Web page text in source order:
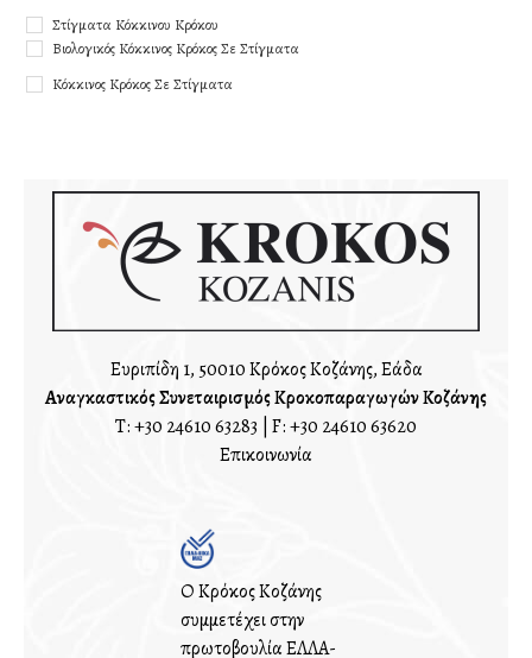
Στίγματα Κόκκινου Κρόκου
Βιολογικός Κόκκινος Κρόκος Σε Στίγματα
Κόκκινος Κρόκος Σε Στίγματα
Ευριπίδη 1, 50010 Κρόκος Κοζάνης, Ελλάδα
Αναγκαστικός Συνεταιρισμός Κροκοπαραγωγών Κοζάνης
T:+30 24610 63283 | F: +30 24610 63620
Επικοινωνία
Ο Κρόκος Κοζάνης
συμμετέχει στην
πρωτοβουλία ΕΛΛΑ-